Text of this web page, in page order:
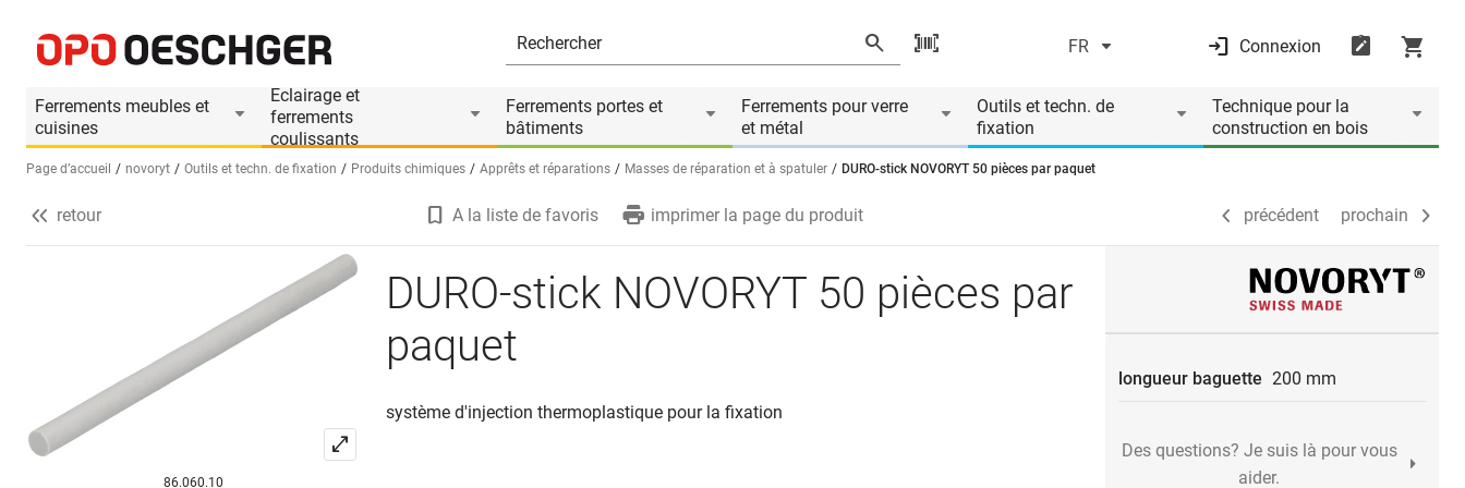
FR Connexion
Ferrements meubles et
cuisines
Eclairage et
ferrements
coulissants
Ferrements portes et
bâtiments
Ferrements pour verre
et métal
Outils et techn. de
fixation
Technique pour la
construction en bois
Sélectionnez une langue (FR)
Page d’accueil novoryt Outils et techn. de fixation Produits chimiques Apprêts et réparations Masses de réparation et à spatuler DURO-stick NOVORYT 50 pièces par paquet
Informations produit
Accessoires appropriés Le produit est accessoire de précédent prochain
retour A la liste de favoris imprimer la page du produit précédent prochain
86.060.10
DURO-stick NOVORYT 50 pièces par
paquet
système d'injection thermoplastique pour la fixation
longueur baguette 200 mm
Des questions? Je suis là pour vous
aider.